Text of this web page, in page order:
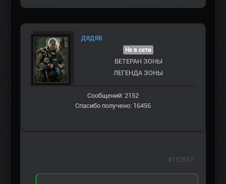
ДЯДЯВ
Не в сети
ВЕТЕРАН ЗOНЫ
ЛЕГЕНДА ЗОНЫ
Сообщений: 2152
Спасибо получено: 16456
#152557